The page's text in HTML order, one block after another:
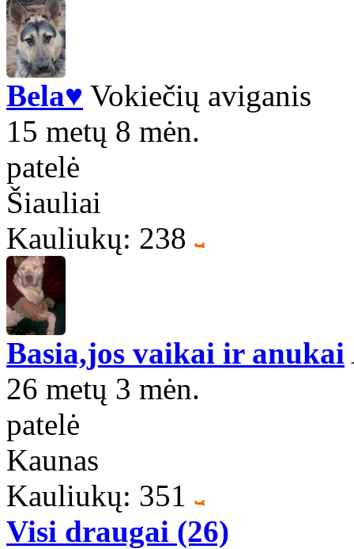
Bela♥ Vokiečių aviganis
15 metų 8 mėn.
patelė
Šiauliai
Kauliukų: 238
Basia,jos vaikai ir anukai
26 metų 3 mėn.
patelė
Kaunas
Kauliukų: 351
Visi draugai (26)